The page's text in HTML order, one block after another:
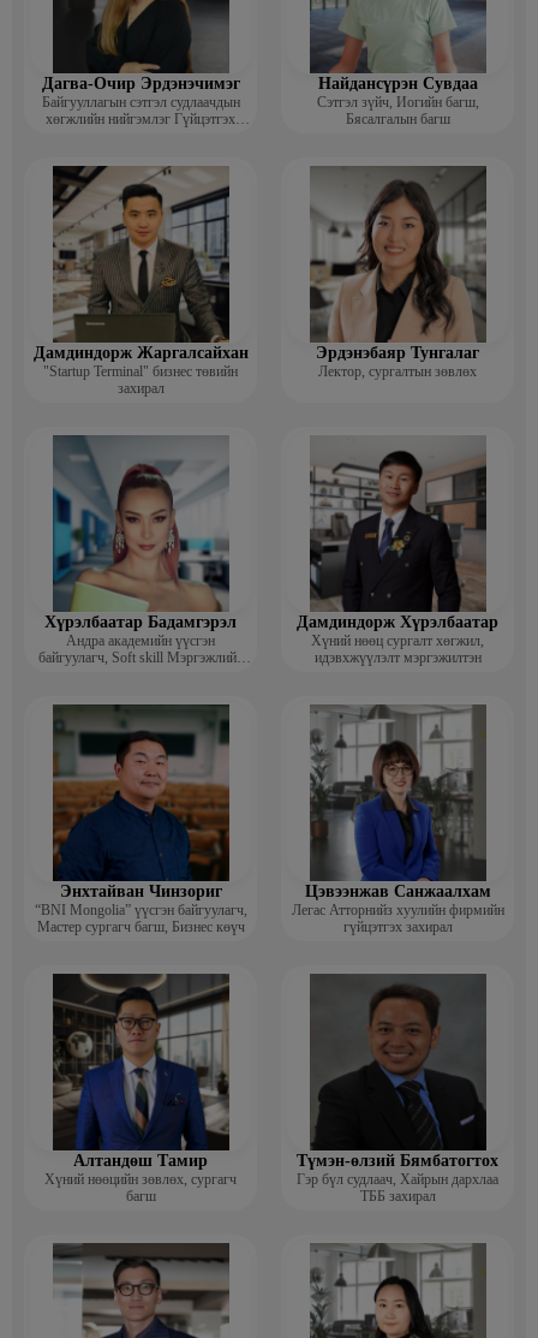
Дагва-Очир Эрдэнэчимэг
Байгууллагын сэтгэл судлаачдын
хөгжлийн нийгэмлэг Гүйцэтгэх
Найдансүрэн Сувдаа
Сэтгэл зүйч, Иогийн багш,
Бясалгалын багш
Дамдиндорж Жаргалсайхан
"Startup Terminal" бизнес төвийн
захирал
Эрдэнэбаяр Тунгалаг
Лектор, сургалтын зөвлөх
Хүрэлбаатар Бадамгэрэл
Андра академийн үүсгэн
байгуулагч, Soft skill Мэргэжлийн
Дамдиндорж Хүрэлбаатар
Хүний нөөц сургалт хөгжил,
идэвхжүүлэлт мэргэжилтэн
Энхтайван Чинзориг
“BNI Mongolia” үүсгэн байгуулагч,
Мастер сургагч багш, Бизнес көүч
Цэвээнжав Санжаалхам
Легас Атторнийз хуулийн фирмийн
гүйцэтгэх захирал
Алтандөш Тамир
Хүний нөөцийн зөвлөх, сургагч
багш
Түмэн-өлзий Бямбатогтох
Гэр бүл судлаач, Хайрын дархлаа
ТББ захирал